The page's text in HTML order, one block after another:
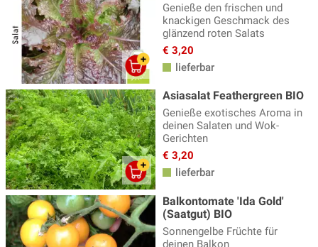
Genieße den frischen und
knackigen Geschmack des
glänzend roten Salats
€ 3,20
lieferbar
Asiasalat Feathergreen BIO
Genieße exotisches Aroma in
deinen Salaten und Wok-
Gerichten
€ 3,20
lieferbar
Balkontomate 'Ida Gold'
(Saatgut) BIO
Sonnengelbe Früchte für
deinen Balkon